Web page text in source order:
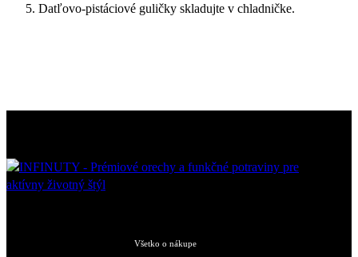
Datľovo-pistáciové guličky skladujte v chladničke.
Všetko o nákupe